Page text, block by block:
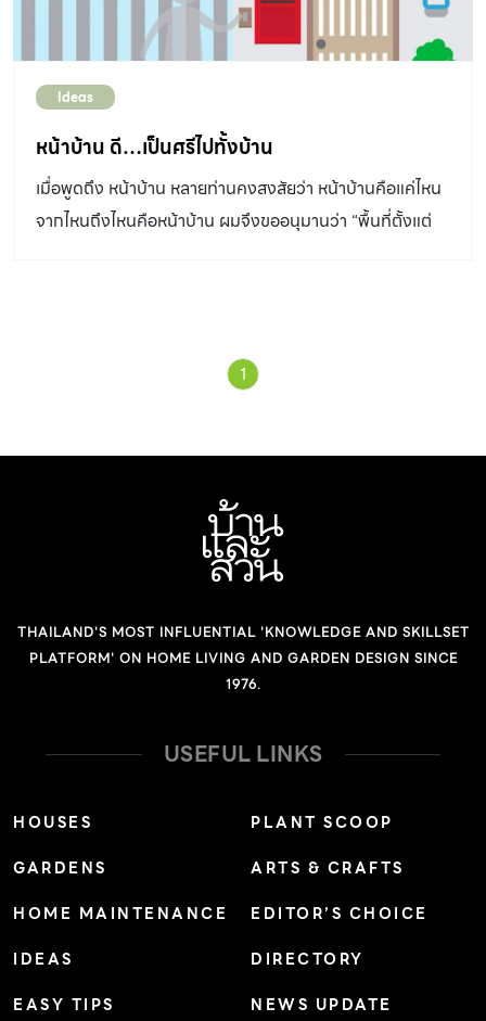
Ideas
หน้าบ้าน ดี…เป็นศรีไปทั้งบ้าน
เมื่อพูดถึง หน้าบ้าน หลายท่านคงสงสัยว่า หน้าบ้านคือแค่ไหน
จากไหนถึงไหนคือหน้าบ้าน ผมจึงขออนุมานว่า “พื้นที่ตั้งแต่
1
THAILAND'S MOST INFLUENTIAL 'KNOWLEDGE AND SKILLSET
PLATFORM' ON HOME LIVING AND GARDEN DESIGN SINCE
1976.
USEFUL LINKS
HOUSES
GARDENS
HOME MAINTENANCE
IDEAS
EASY TIPS
PLANT SCOOP
ARTS & CRAFTS
EDITOR’S CHOICE
DIRECTORY
NEWS UPDATE